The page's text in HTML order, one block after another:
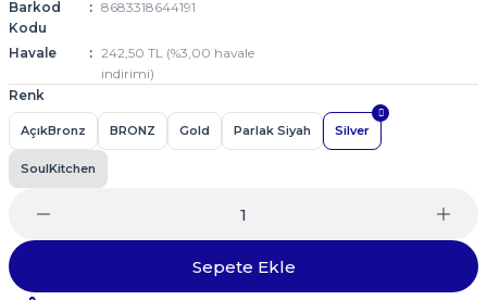
Barkod
Kodu
8683318644191
Havale
242,50 TL (%3,00 havale
indirimi)
Renk
AçıkBronz BRONZ Gold Parlak Siyah Silver
SoulKitchen
Sepete Ekle